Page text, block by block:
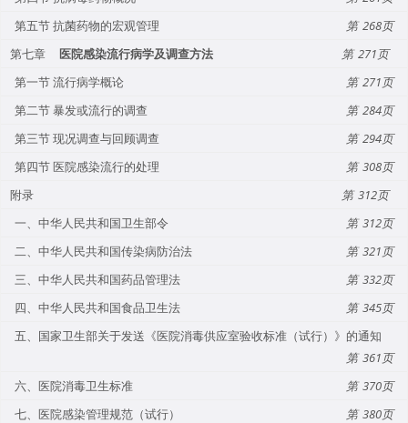
第五节 抗菌药物的宏观管理
268
第七章
医院感染流行病学及调查方法
271
第一节 流行病学概论
271
第二节 暴发或流行的调查
284
第三节 现况调查与回顾调查
294
第四节 医院感染流行的处理
308
附录
312
一、中华人民共和国卫生部令
312
二、中华人民共和国传染病防治法
321
三、中华人民共和国药品管理法
332
四、中华人民共和国食品卫生法
345
五、国家卫生部关于发送《医院消毒供应室验收标准（试行）》的通知
361
六、医院消毒卫生标准
370
七、医院感染管理规范（试行）
380